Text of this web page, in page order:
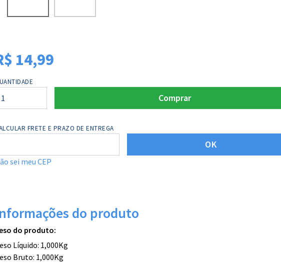
14,99
Comprar
FRETE E PRAZO DE ENTREGA
OK
sei meu CEP
do produto
do produto:
Líquido: 1,000Kg
Bruto: 1,000Kg